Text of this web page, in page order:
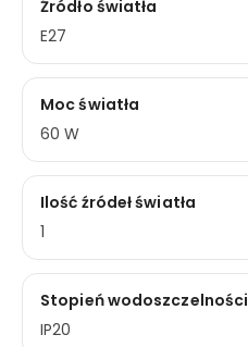
Źródło światła
E27
Moc światła
60 W
Ilość źródeł światła
1
Stopień wodoszczelności
IP20